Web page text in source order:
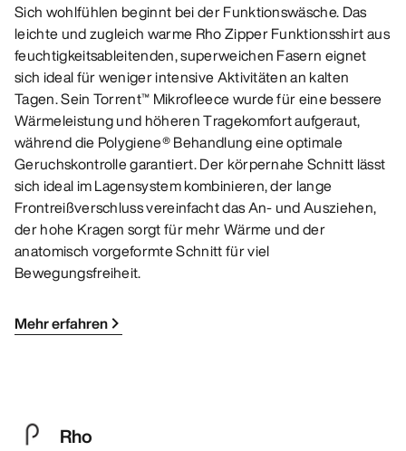
Sich wohlfühlen beginnt bei der Funktionswäsche. Das
leichte und zugleich warme Rho Zipper Funktionsshirt aus
feuchtigkeitsableitenden, superweichen Fasern eignet
sich ideal für weniger intensive Aktivitäten an kalten
Tagen. Sein Torrent™ Mikrofleece wurde für eine bessere
Wärmeleistung und höheren Tragekomfort aufgeraut,
während die Polygiene® Behandlung eine optimale
Geruchskontrolle garantiert. Der körpernahe Schnitt lässt
sich ideal im Lagensystem kombinieren, der lange
Frontreißverschluss vereinfacht das An- und Ausziehen,
der hohe Kragen sorgt für mehr Wärme und der
anatomisch vorgeformte Schnitt für viel
Bewegungsfreiheit.
Mehr erfahren
Rho